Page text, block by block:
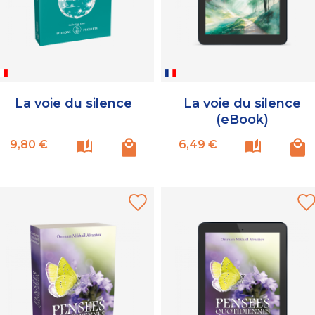
La voie du silence
Prix
9,80 €
La voie du silence
(eBook)
Prix
6,49 €